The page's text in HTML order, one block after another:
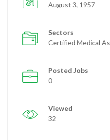
August 3, 1957
Sectors
Certified Medical
Posted Jobs
0
Viewed
32